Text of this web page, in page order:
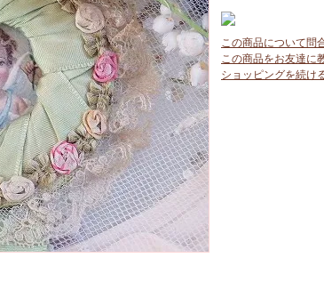
この商品について問
この商品をお友達に
ショッピングを続け